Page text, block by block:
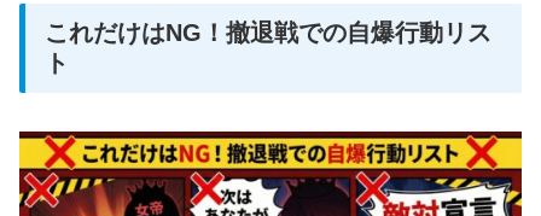
これだけはNG！撤退戦での自爆行動リス
ト